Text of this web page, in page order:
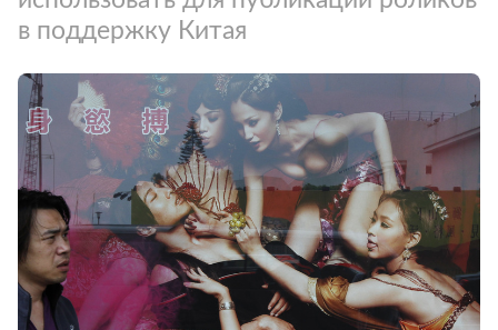
в поддержку Китая